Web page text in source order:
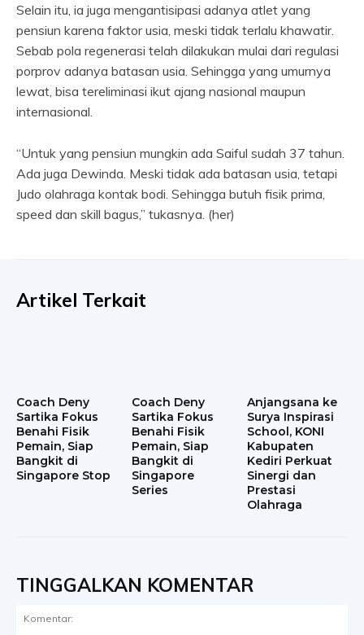
Selain itu, ia juga mengantisipasi adanya atlet yang
pensiun karena faktor usia, meski tidak terlalu khawatir.
Sebab pola regenerasi telah dilakukan mulai dari regulasi
porprov adanya batasan usia. Sehingga yang umurnya
lewat, bisa tereliminasi ikut ajang nasional maupun
internasional.
“Untuk yang pensiun mungkin ada Saiful sudah 37 tahun.
Ada juga Dewinda. Meski tidak ada batasan usia, tetapi
Judo olahraga kontak bodi. Sehingga butuh fisik prima,
speed dan skill bagus,” tukasnya. (her)
Artikel Terkait
Coach Deny
Sartika Fokus
Benahi Fisik
Pemain, Siap
Bangkit di
Singapore Stop
Coach Deny
Sartika Fokus
Benahi Fisik
Pemain, Siap
Bangkit di
Singapore
Series
Anjangsana ke
Surya Inspirasi
School, KONI
Kabupaten
Kediri Perkuat
Sinergi dan
Prestasi
Olahraga
TINGGALKAN KOMENTAR